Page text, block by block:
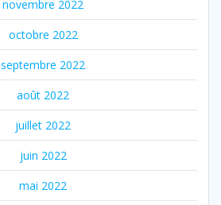
novembre 2022
octobre 2022
septembre 2022
août 2022
juillet 2022
juin 2022
mai 2022